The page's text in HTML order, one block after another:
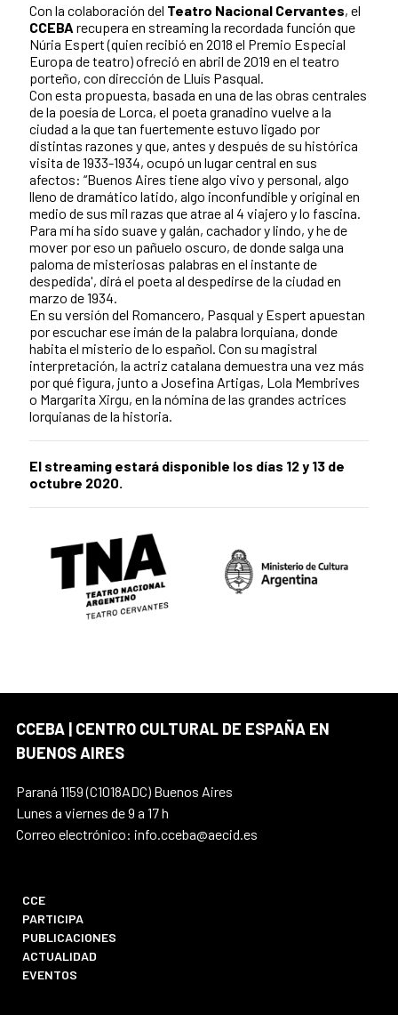
Con la colaboración del Teatro Nacional Cervantes, el
CCEBA recupera en streaming la recordada función que
Núria Espert (quien recibió en 2018 el Premio Especial
Europa de teatro) ofreció en abril de 2019 en el teatro
porteño, con dirección de Lluís Pasqual.
Con esta propuesta, basada en una de las obras centrales
de la poesía de Lorca, el poeta granadino vuelve a la
ciudad a la que tan fuertemente estuvo ligado por
distintas razones y que, antes y después de su histórica
visita de 1933-1934, ocupó un lugar central en sus
afectos: “Buenos Aires tiene algo vivo y personal, algo
lleno de dramático latido, algo inconfundible y original en
medio de sus mil razas que atrae al 4 viajero y lo fascina.
Para mí ha sido suave y galán, cachador y lindo, y he de
mover por eso un pañuelo oscuro, de donde salga una
paloma de misteriosas palabras en el instante de
despedida', dirá el poeta al despedirse de la ciudad en
marzo de 1934.
En su versión del Romancero, Pasqual y Espert apuestan
por escuchar ese imán de la palabra lorquiana, donde
habita el misterio de lo español. Con su magistral
interpretación, la actriz catalana demuestra una vez más
por qué figura, junto a Josefina Artigas, Lola Membrives
o Margarita Xirgu, en la nómina de las grandes actrices
lorquianas de la historia.
El streaming estará disponible los días 12 y 13 de
octubre 2020.
CCEBA | CENTRO CULTURAL DE ESPAÑA EN
BUENOS AIRES
Paraná 1159 (C1018ADC) Buenos Aires
Lunes a viernes de 9 a 17 h
Correo electrónico: info.cceba@aecid.es
CCE
PARTICIPA
PUBLICACIONES
ACTUALIDAD
EVENTOS